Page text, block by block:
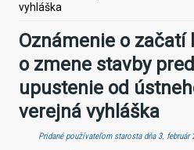
vyhláška
Oznámenie o začatí
o zmene stavby
upustenie od
verejná vyhláška
Pridané používateľom starostadňa 3. február